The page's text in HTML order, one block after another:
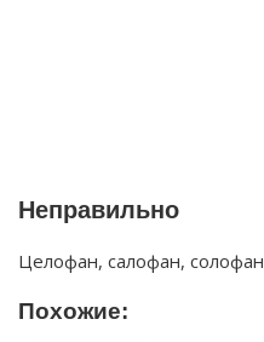
Неправильно
Целофан, салофан, солофан
Похожие: